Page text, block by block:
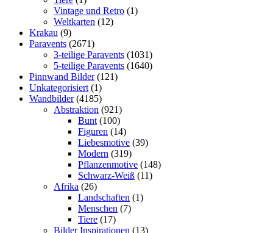
Vintage und Retro (1)
Weltkarten (12)
Krakau (9)
Paravents (2671)
3-teilige Paravents (1031)
5-teilige Paravents (1640)
Pinnwand Bilder (121)
Unkategorisiert (1)
Wandbilder (4185)
Abstraktion (921)
Bunt (100)
Figuren (14)
Liebesmotive (39)
Modern (319)
Pflanzenmotive (148)
Schwarz-Weiß (11)
Afrika (26)
Landschaften (1)
Menschen (7)
Tiere (17)
Bilder Inspirationen (13)